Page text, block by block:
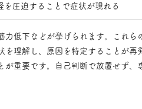
圧迫することで症状が現れる
低下などが挙げられます。これら
理解し、原因を特定することが再
重要です。自己判断で放置せず、